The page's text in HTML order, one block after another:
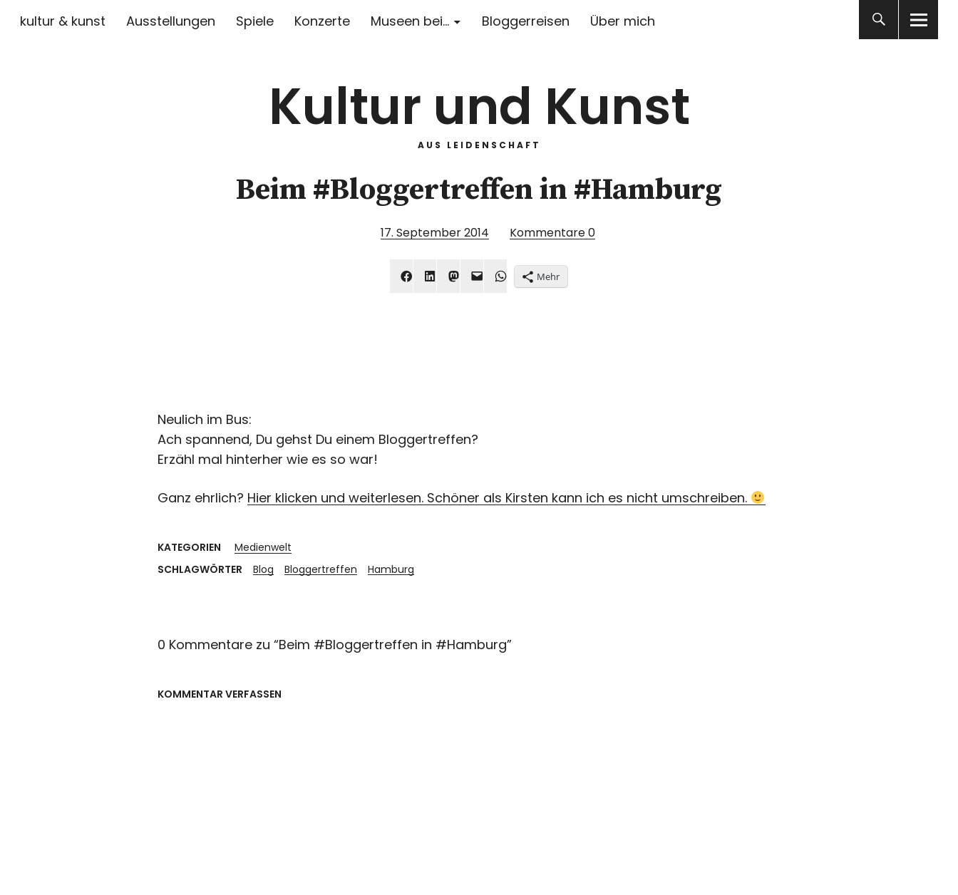
kultur & kunst Ausstellungen Spiele Konzerte Museen bei… Bloggerreisen Über mich
Kultur und Kunst
AUS LEIDENSCHAFT
Beim #Bloggertreffen in #Hamburg
17. September 2014 Kommentare0
Mehr
Neulich im Bus:
Ach spannend, Du gehst Du einem Bloggertreffen?
Erzähl mal hinterher wie es so war!
Ganz ehrlich? Hier klicken und weiterlesen. Schöner als Kirsten kann ich es nicht umschreiben.
KATEGORIEN
Medienwelt
SCHLAGWÖRTER
Blog Bloggertreffen Hamburg
0 Kommentare zu “Beim #Bloggertreffen in #Hamburg”
KOMMENTAR VERFASSEN